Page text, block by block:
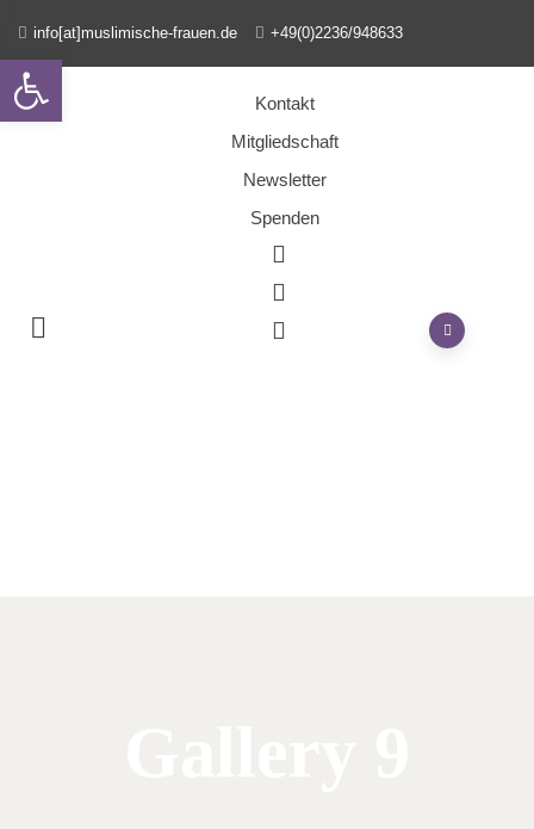
info[at]muslimische-frauen.de +49(0)2236/948633
Kontakt
Mitgliedschaft
Newsletter
Spenden
Open toolbar